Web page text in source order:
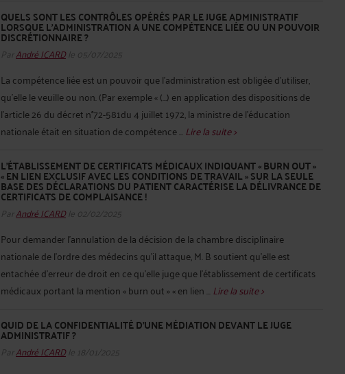
QUELS SONT LES CONTRÔLES OPÉRÉS PAR LE JUGE ADMINISTRATIF
LORSQUE L’ADMINISTRATION A UNE COMPÉTENCE LIÉE OU UN POUVOIR
DISCRÉTIONNAIRE ?
ParAndré ICARDle 05/07/2025
La compétence liée est un pouvoir que l'administration est obligée d'utiliser,
qu'elle le veuille ou non. (Par exemple « (…) en application des dispositions de
l’article 26 du décret n°72-581du 4 juillet 1972, la ministre de l’éducation
nationale était en situation de compétence ...Lire la suite >
L'ÉTABLISSEMENT DE CERTIFICATS MÉDICAUX INDIQUANT « BURN OUT »
« EN LIEN EXCLUSIF AVEC LES CONDITIONS DE TRAVAIL » SUR LA SEULE
BASE DES DÉCLARATIONS DU PATIENT CARACTÉRISE LA DÉLIVRANCE DE
CERTIFICATS DE COMPLAISANCE !
ParAndré ICARDle 02/02/2025
Pour demander l'annulation de la décision de la chambre disciplinaire
nationale de l'ordre des médecins qu'il attaque, M. B soutient qu'elle est
entachée d'erreur de droit en ce qu'elle juge que l'établissement de certificats
médicaux portant la mention « burn out » « en lien ...Lire la suite >
QUID DE LA CONFIDENTIALITÉ D’UNE MÉDIATION DEVANT LE JUGE
ADMINISTRATIF ?
ParAndré ICARDle 18/01/2025